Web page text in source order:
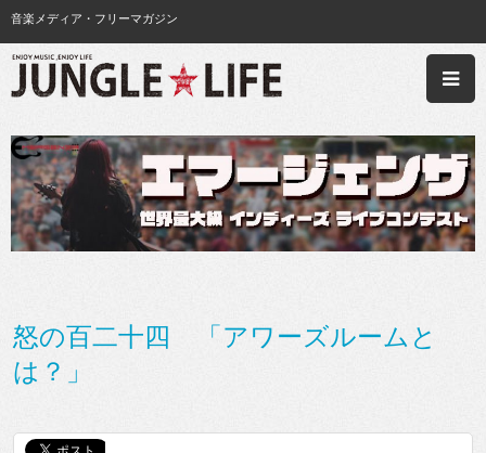
音楽メディア・フリーマガジン
怒の百二十四 「アワーズルームと
は？」